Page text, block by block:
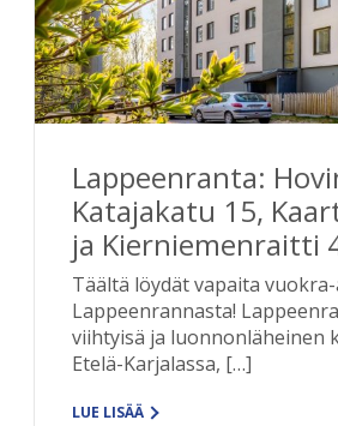
Lappeenranta:
Katajakatu 15,
ja Kierniemenraitti
Täältä löydät vapaita
Lappeenrannasta!
viihtyisä ja luonnonläheinen
Etelä-Karjalassa, […]
LUE LISÄÄ